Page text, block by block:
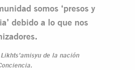
somos ‘presos y
debido a lo que nos
de la nación